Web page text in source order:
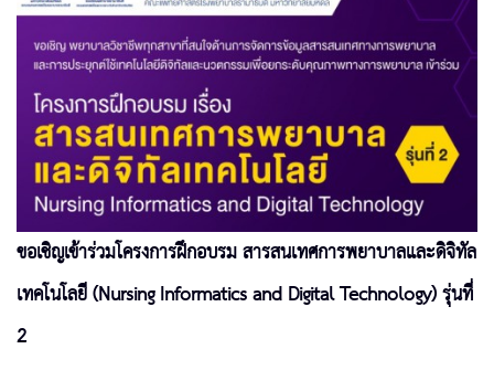
ขอเชิญเข้าร่วมโครงการฝึกอบรม สารสนเทศการพยาบาลและดิจิทัล
เทคโนโลยี (Nursing Informatics and Digital Technology) รุ่นที่
2